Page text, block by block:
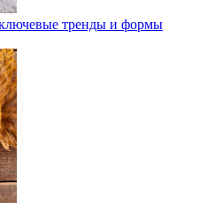
тренды и формы